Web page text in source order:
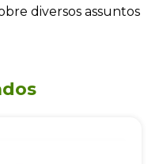
diversos assuntos